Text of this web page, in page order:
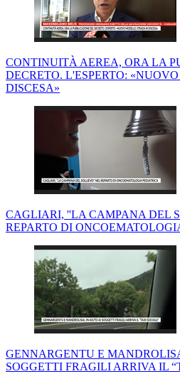
CONTINUITÀ AEREA, ORA LA
DECRETO. L'ESPERTO:
DISCESA»
CAGLIARI, ''LA CAMPANA DEL
REPARTO DI
GENNARGENTU E
SOGGETTI FRAGILI ARRIVA IL